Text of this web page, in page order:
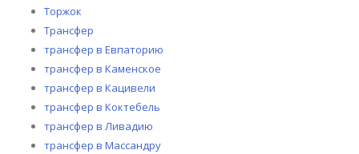
Торжок
Трансфер
трансфер в Евпаторию
трансфер в Каменское
трансфер в Кацивели
трансфер в Коктебель
трансфер в Ливадию
трансфер в Массандру